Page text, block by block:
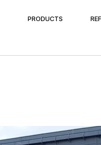
PRODUCTS